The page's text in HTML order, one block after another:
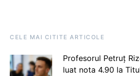
CELE MAI CITITE ARTICOLE
Profesorul Petruț
luat nota 4.90 la